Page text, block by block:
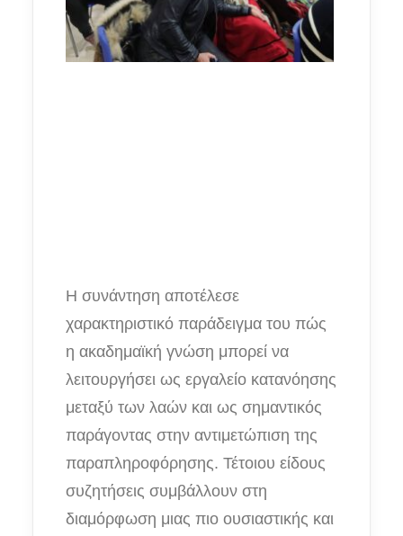
Η συνάντηση αποτέλεσε
χαρακτηριστικό παράδειγμα του πώς
η ακαδημαϊκή γνώση μπορεί να
λειτουργήσει ως εργαλείο κατανόησης
μεταξύ των λαών και ως σημαντικός
παράγοντας στην αντιμετώπιση της
παραπληροφόρησης. Τέτοιου είδους
συζητήσεις συμβάλλουν στη
διαμόρφωση μιας πιο ουσιαστικής και